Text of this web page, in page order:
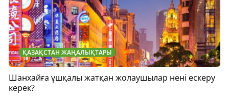
ҚАЗАҚСТАН ЖАҢАЛЫҚТАРЫ
Шанхайға ұшқалы жатқан жолаушылар нені ескеру
керек?